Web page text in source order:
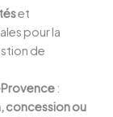
et
pour la
de
:
concession ou